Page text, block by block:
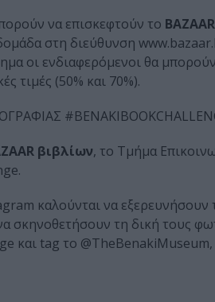
να επισκεφτούν το
στη διεύθυνση
οι ενδιαφερόμενοι θα
τιμές (50% και 70%).
βιβλίων, το Τμήμα
καλούνται να
σκηνοθετήσουν τη δική τους
και tag το